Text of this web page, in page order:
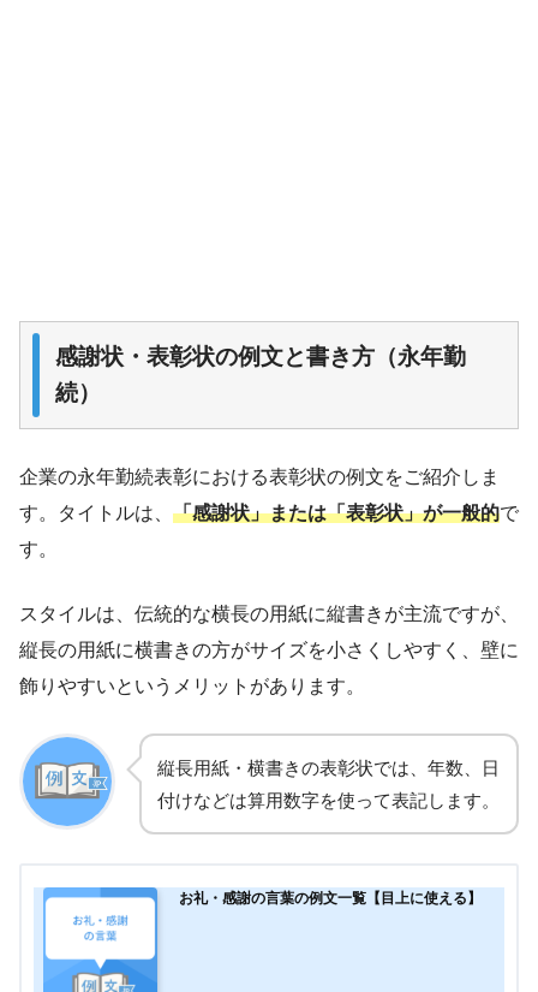
感謝状・表彰状の例文と書き方（永年勤
続）
企業の永年勤続表彰における表彰状の例文をご紹介しま
す。タイトルは、 「感謝状」または「表彰状」が一般的で
す。
スタイルは、伝統的な横長の用紙に縦書きが主流ですが、
縦長の用紙に横書きの方がサイズを小さくしやすく、壁に
飾りやすいというメリットがあります。
縦長用紙・横書きの表彰状では、年数、日
付けなどは算用数字を使って表記します。
お礼・感謝の言葉の例文一覧【目上に使える】